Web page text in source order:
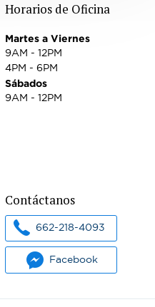
Horarios de Oficina
Martes a Viernes
9AM - 12PM
4PM - 6PM
Sábados
9AM - 12PM
Contáctanos
662-218-4093
Facebook